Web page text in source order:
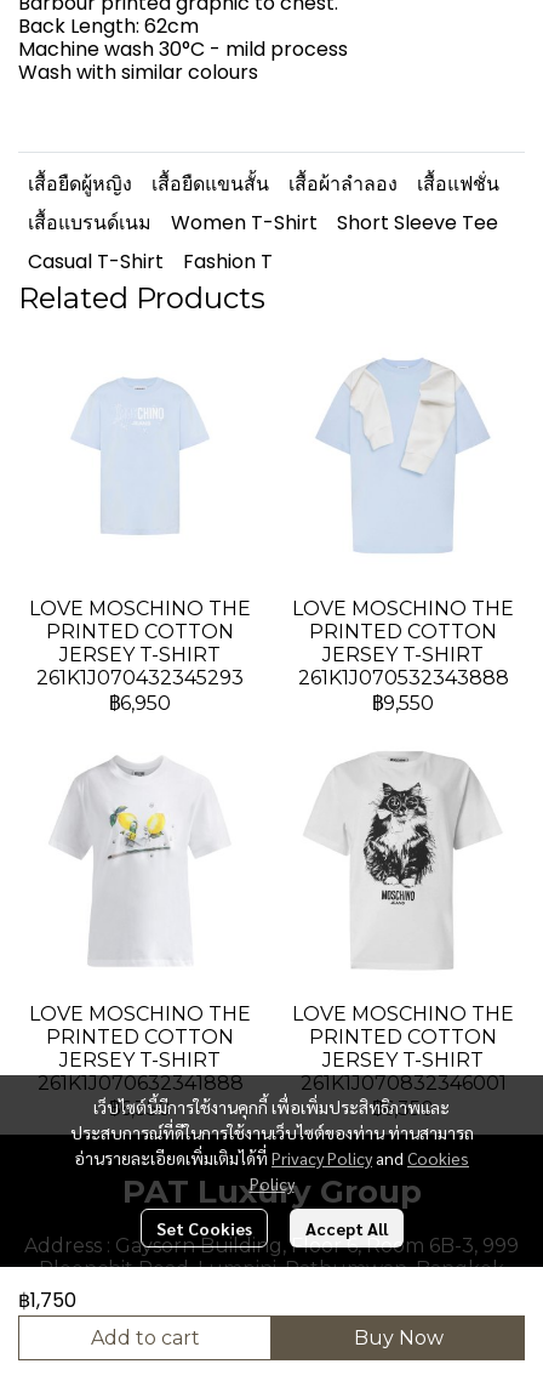
Back Length: 62cm
Machine wash 30°C - mild process
Wash with similar colours
เสื้อยืดผู้หญิง เสื้อยืดแขนสั้น เสื้อผ้าลำลอง
เสื้อแฟชั่น
เสื้อแบรนด์เนม
Women T-Shirt
Short Sleeve Tee
Casual T-Shirt
Fashion T
Related Products
LOVE MOSCHINO THE
PRINTED COTTON
JERSEY T-SHIRT
261K1J070432345293
฿6,950
LOVE MOSCHINO THE
PRINTED COTTON
JERSEY T-SHIRT
261K1J070532343888
฿9,550
LOVE MOSCHINO THE
PRINTED COTTON
JERSEY T-SHIRT
261K1J070632341888
฿6,350
LOVE MOSCHINO THE
PRINTED COTTON
JERSEY T-SHIRT
261K1J070832346001
฿6,350
฿1,750
Add to cart Buy Now
เว็บไซต์นี้มีการใช้งานคุกกี้ เพื่อเพิ่มประสิทธิภาพและ
ประสบการณ์ที่ดีในการใช้งานเว็บไซต์ของท่าน ท่านสามารถ
อ่านรายละเอียดเพิ่มเติมได้ที่ Privacy Policy and Cookies
Policy
Set Cookies Accept All
PAT Luxury Group
Address : Gaysorn Building, Floor 6, Room 6B-3, 999
Ploenchit Road, Lumpini, Pathumwan, Bangkok